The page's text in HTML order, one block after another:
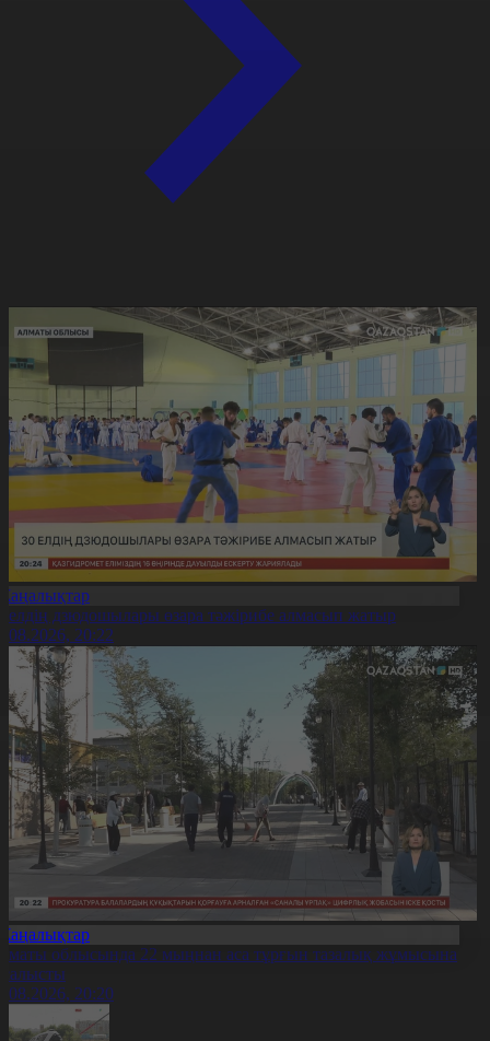
елдің дзюдошылары өзара тәжірибе алмасып жатыр
20:22
облысында 22 мыңнан аса тұрғын тазалық жұмысына
20:20